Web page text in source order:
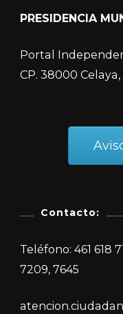
PRESIDENCIA
Portal
CP. 38000 Celaya,
Contacto:
Teléfono: 461 618
7209, 7645